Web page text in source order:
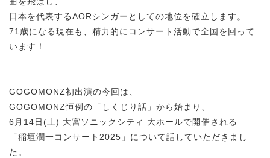
日本を代表するAORシンガーとしての地位を確立します。
71歳になる現在も、精力的にコンサート活動で全国を回って
います！
GOGOMONZ初出演の今回は、
GOGOMONZ恒例の「しくじり話」から始まり、
6月14日(土) 大宮ソニックシティ 大ホールで開催される
「稲垣潤一コンサート2025」について話していただきまし
た。